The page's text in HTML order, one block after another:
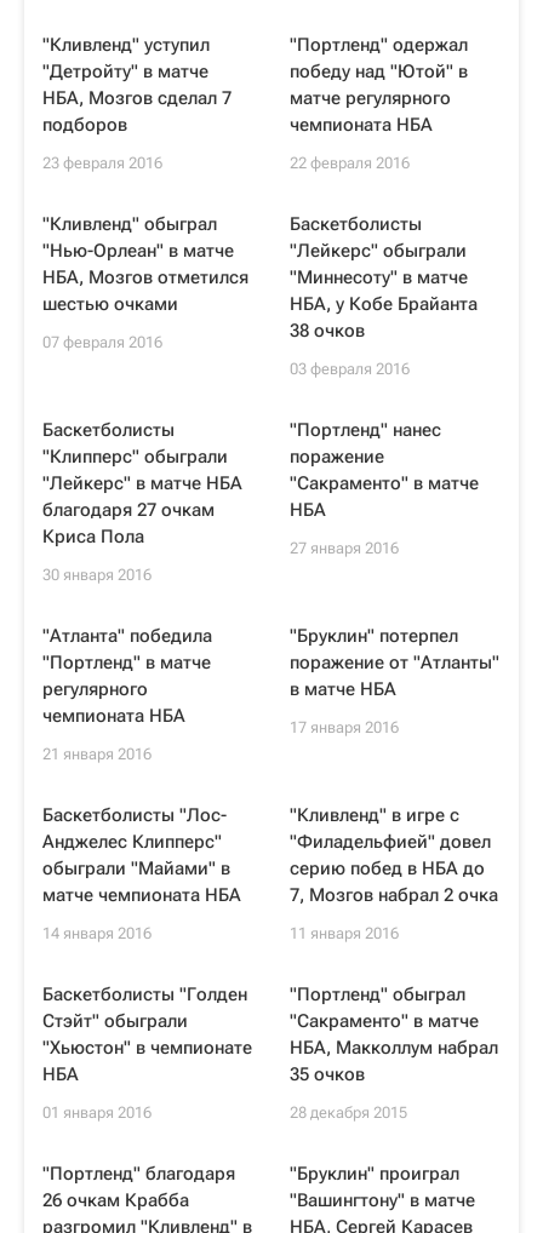
"Кливленд" уступил
"Детройту" в матче
НБА, Мозгов сделал 7
подборов
23 февраля 2016
"Портленд" одержал
победу над "Ютой" в
матче регулярного
чемпионата НБА
22 февраля 2016
"Кливленд" обыграл
"Нью-Орлеан" в матче
НБА, Мозгов отметился
шестью очками
07 февраля 2016
Баскетболисты
"Лейкерс" обыграли
"Миннесоту" в матче
НБА, у Кобе Брайанта
38 очков
03 февраля 2016
Баскетболисты
"Клипперс" обыграли
"Лейкерс" в матче НБА
благодаря 27 очкам
Криса Пола
30 января 2016
"Портленд" нанес
поражение
"Сакраменто" в матче
НБА
27 января 2016
"Атланта" победила
"Портленд" в матче
регулярного
чемпионата НБА
21 января 2016
"Бруклин" потерпел
поражение от "Атланты"
в матче НБА
17 января 2016
Баскетболисты "Лос-
Анджелес Клипперс"
обыграли "Майами" в
матче чемпионата НБА
14 января 2016
"Кливленд" в игре с
"Филадельфией" довел
серию побед в НБА до
7, Мозгов набрал 2 очка
11 января 2016
Баскетболисты "Голден
Стэйт" обыграли
"Хьюстон" в чемпионате
НБА
01 января 2016
"Портленд" обыграл
"Сакраменто" в матче
НБА, Макколлум набрал
35 очков
28 декабря 2015
"Портленд" благодаря
26 очкам Крабба
разгромил "Кливленд" в
"Бруклин" проиграл
"Вашингтону" в матче
НБА, Сергей Карасев